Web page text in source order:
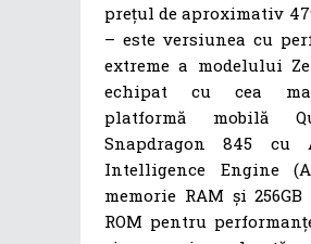
prețul de aproximativ
– este versiunea cu
extreme a modelului
echipat cu cea
platformă mobilă
Snapdragon 845 cu
Intelligence Engine
memorie RAM și 256GB
ROM pentru